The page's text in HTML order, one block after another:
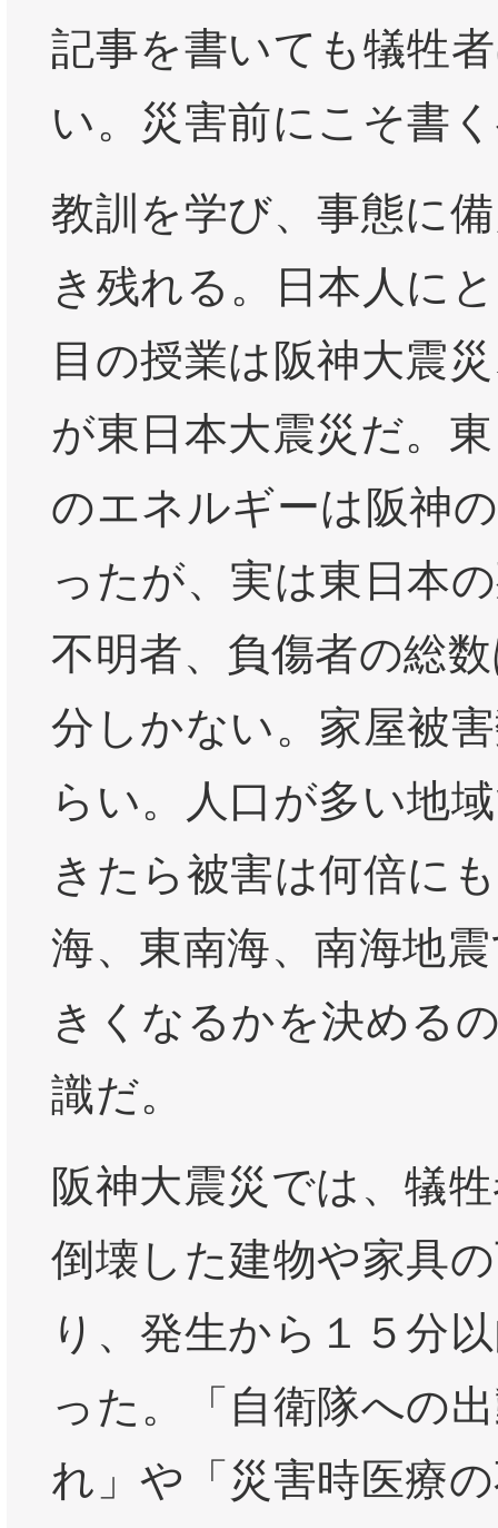
記事を書いても犠牲
い。災害前にこそ書
教訓を学び、事態に
き残れる。日本人に
目の授業は阪神大震
が東日本大震災だ。
のエネルギーは阪神
ったが、実は東日本
不明者、負傷者の総
分しかない。家屋被
らい。人口が多い地
きたら被害は何倍に
海、東南海、南海地
きくなるかを決める
識だ。
阪神大震災では、犠
倒壊した建物や家具
り、発生から１５分
った。「自衛隊への
れ」や「災害時医療